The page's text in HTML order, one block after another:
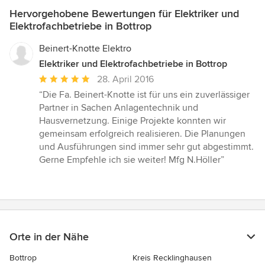
Hervorgehobene Bewertungen für Elektriker und
Elektrofachbetriebe in Bottrop
Beinert-Knotte Elektro
Elektriker und Elektrofachbetriebe in Bottrop
Durchschnittliche
Bewertung:
5
von
5
Sternen
28. April 2016
“Die Fa. Beinert-Knotte ist für uns ein zuverlässiger
Partner in Sachen Anlagentechnik und
Hausvernetzung. Einige Projekte konnten wir
gemeinsam erfolgreich realisieren. Die Planungen
und Ausführungen sind immer sehr gut abgestimmt.
Gerne Empfehle ich sie weiter! Mfg N.Höller”
Orte in der Nähe
Bottrop
Kreis Recklinghausen